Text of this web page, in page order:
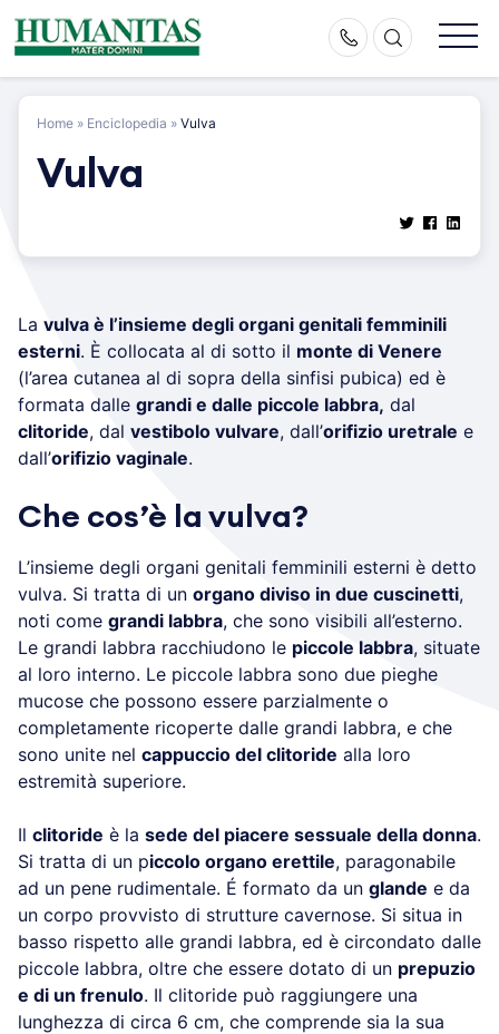
Skip
to
Home » Enciclopedia » Vulva
Vulva
La vulva è l’insieme degli organi genitali femminili
esterni. È collocata al di sotto il monte di Venere
(l’area cutanea al di sopra della sinfisi pubica) ed è
formata dalle grandi e dalle piccole labbra, dal
clitoride, dal vestibolo vulvare, dall’orifizio uretrale e
dall’orifizio vaginale.
Che cos’è la vulva?
L’insieme degli organi genitali femminili esterni è detto
vulva. Si tratta di un organo diviso in due cuscinetti,
noti come grandi labbra, che sono visibili all’esterno.
Le grandi labbra racchiudono le piccole labbra, situate
al loro interno. Le piccole labbra sono due pieghe
mucose che possono essere parzialmente o
completamente ricoperte dalle grandi labbra, e che
sono unite nel cappuccio del clitoride alla loro
estremità superiore.
Il clitoride è la sede del piacere sessuale della donna.
Si tratta di un piccolo organo erettile, paragonabile
ad un pene rudimentale. É formato da un glande e da
un corpo provvisto di strutture cavernose. Si situa in
basso rispetto alle grandi labbra, ed è circondato dalle
piccole labbra, oltre che essere dotato di un prepuzio
e di un frenulo. Il clitoride può raggiungere una
lunghezza di circa 6 cm, che comprende sia la sua